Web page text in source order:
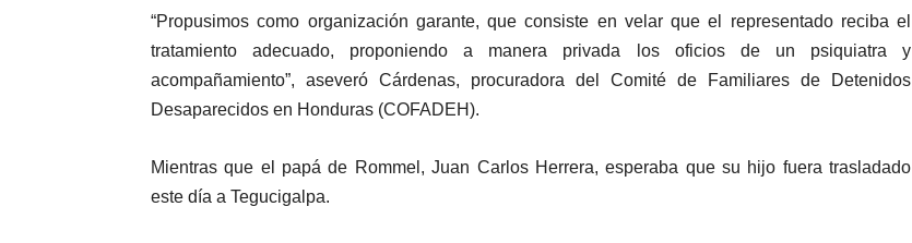
“Propusimos como organización garante, que consiste en velar que el representado reciba el
tratamiento adecuado, proponiendo a manera privada los oficios de un psiquiatra y
acompañamiento”, aseveró Cárdenas, procuradora del Comité de Familiares de Detenidos
Desaparecidos en Honduras (COFADEH).
Mientras que el papá de Rommel, Juan Carlos Herrera, esperaba que su hijo fuera trasladado
este día a Tegucigalpa.